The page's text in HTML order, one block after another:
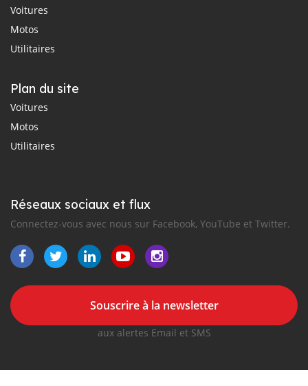
Voitures
Motos
Utilitaires
Plan du site
Voitures
Motos
Utilitaires
Réseaux sociaux et flux
Connectez-vous avec nous sur Facebook, YouTube et Twitter.
Souscrire à la newsletter
aux alertes Email et SMS